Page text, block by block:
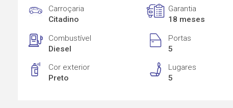
Carroçaria
Citadino
Garantia
18 meses
Combustível
Diesel
Portas
5
Cor exterior
Preto
Lugares
5